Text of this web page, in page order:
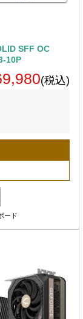
SFF OC
10P
(税込)
ード